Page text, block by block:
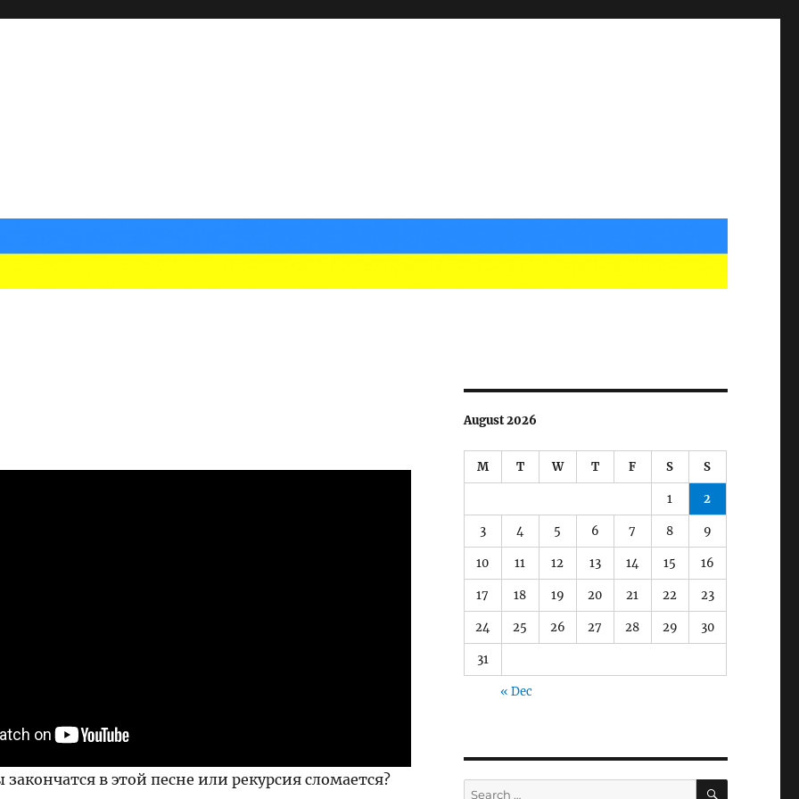
в этой песне или рекурсия сломается?
August 2026
M T W T F S S
1 2
3 4 5 6 7 8 9
10 11 12 13 14 15 16
17 18 19 20 21 22 23
24 25 26 27 28 29 30
31
« Dec
Search
SEARCH